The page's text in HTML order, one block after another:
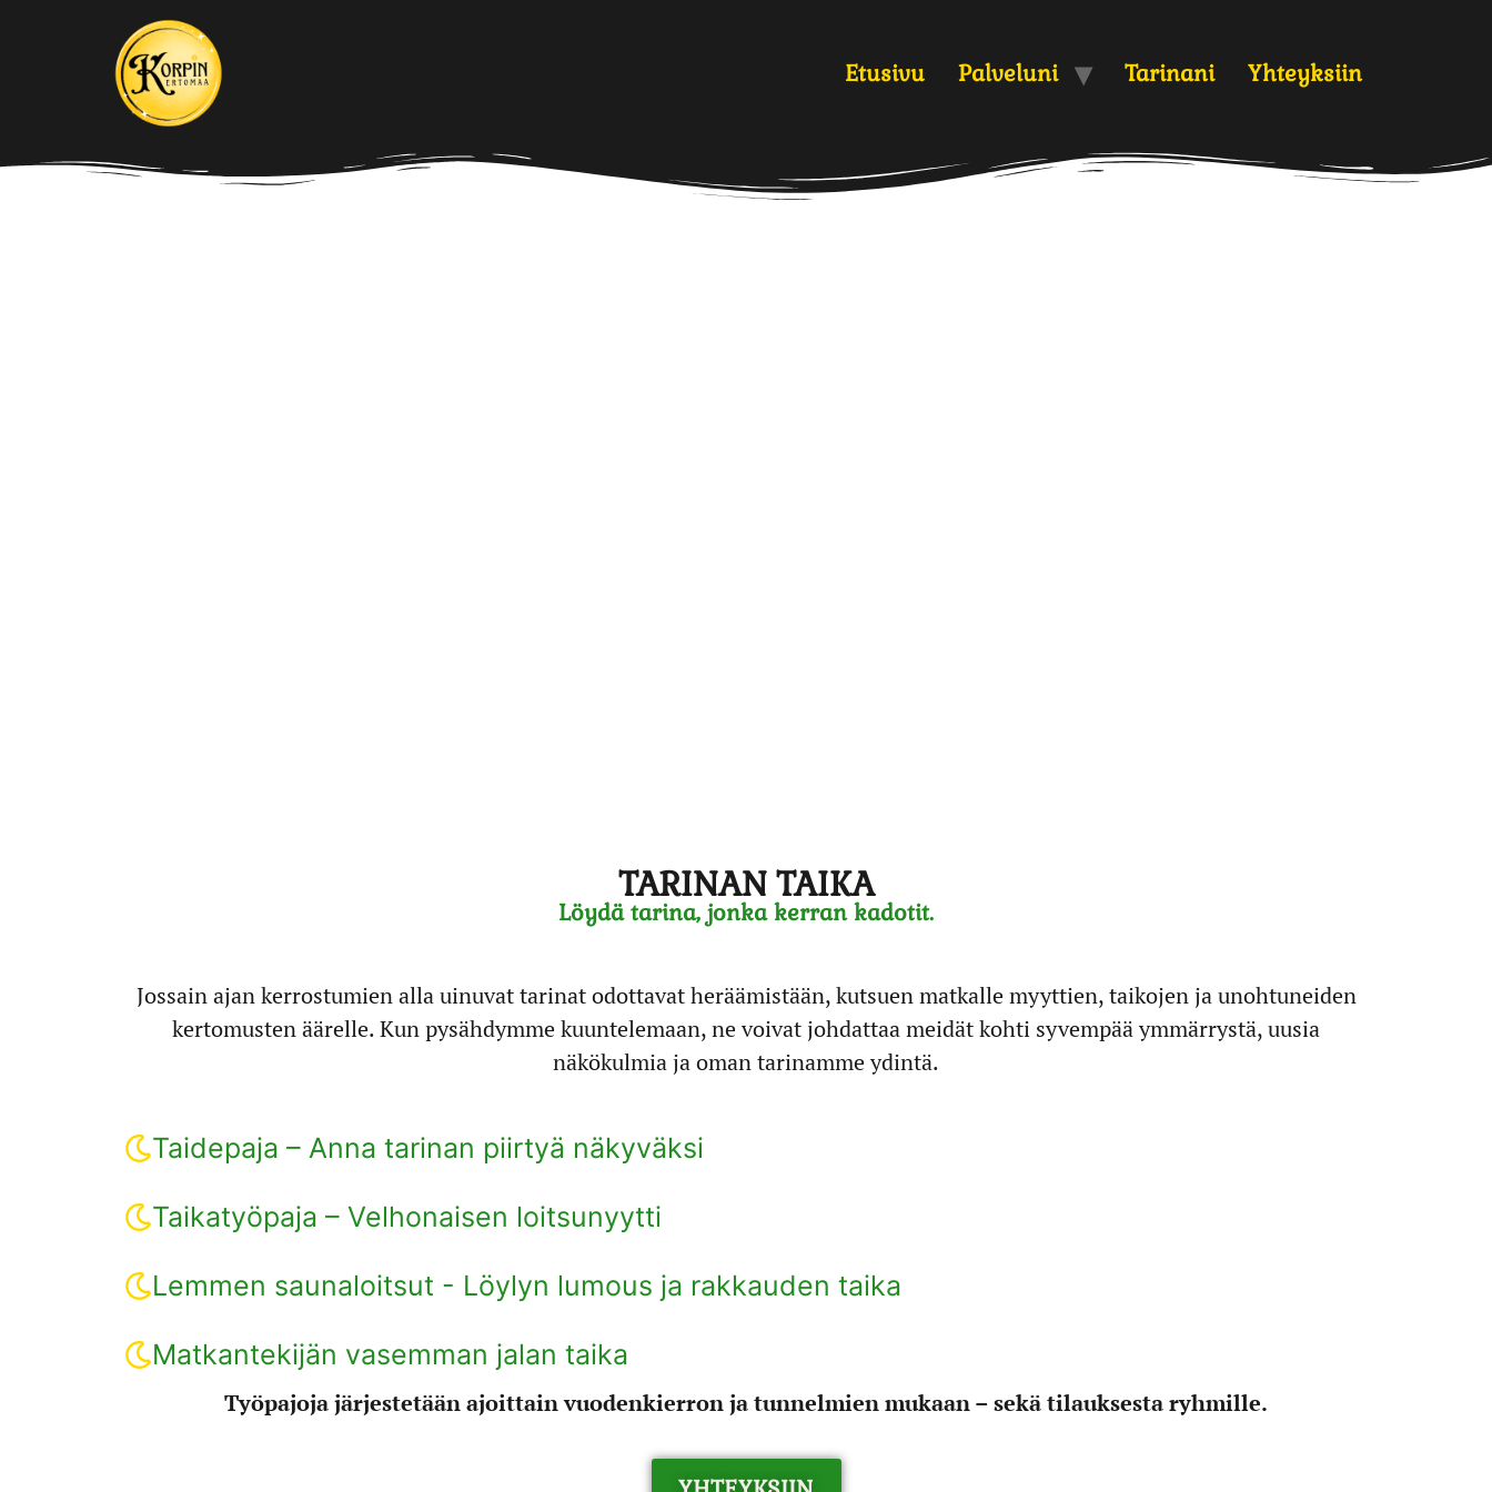
Etusivu Palveluni Tarinani Yhteyksiin
TARINAN TAIKA
Löydä tarina, jonka kerran kadotit.
Jossain ajan kerrostumien alla uinuvat tarinat odottavat heräämistään, kutsuen matkalle myyttien, taikojen ja unohtuneiden
kertomusten äärelle. Kun pysähdymme kuuntelemaan, ne voivat johdattaa meidät kohti syvempää ymmärrystä, uusia
näkökulmia ja oman tarinamme ydintä.
Taidepaja – Anna tarinan piirtyä näkyväksi
Taikatyöpaja – Velhonaisen loitsunyytti
Lemmen saunaloitsut - Löylyn lumous ja rakkauden taika
Matkantekijän vasemman jalan taika
Työpajoja järjestetään ajoittain vuodenkierron ja tunnelmien mukaan – sekä tilauksesta ryhmille.